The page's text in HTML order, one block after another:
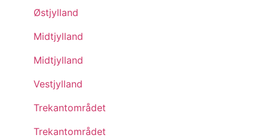
Østjylland
Midtjylland
Midtjylland
Vestjylland
Trekantområdet
Trekantområdet